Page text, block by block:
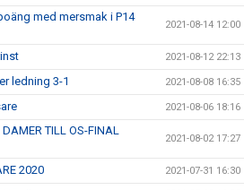
med mersmak i P14
2021-08-14 12:00
2021-08-12 22:13
ledning 3-1 2021-08-08 16:35
2021-08-06 18:16
TILL OS-FINAL
2021-08-02 17:27
2020 2021-07-31 16:30